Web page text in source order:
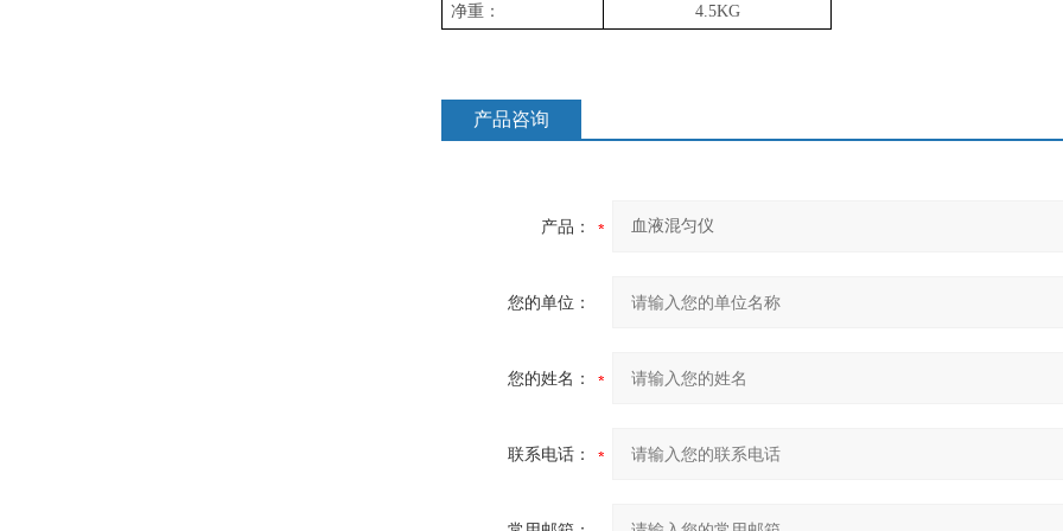
净重：
4.5KG
产品咨询
产品：
您的单位：
您的姓名：
联系电话：